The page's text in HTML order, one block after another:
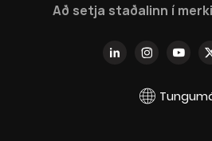
Að setja staðalinn í